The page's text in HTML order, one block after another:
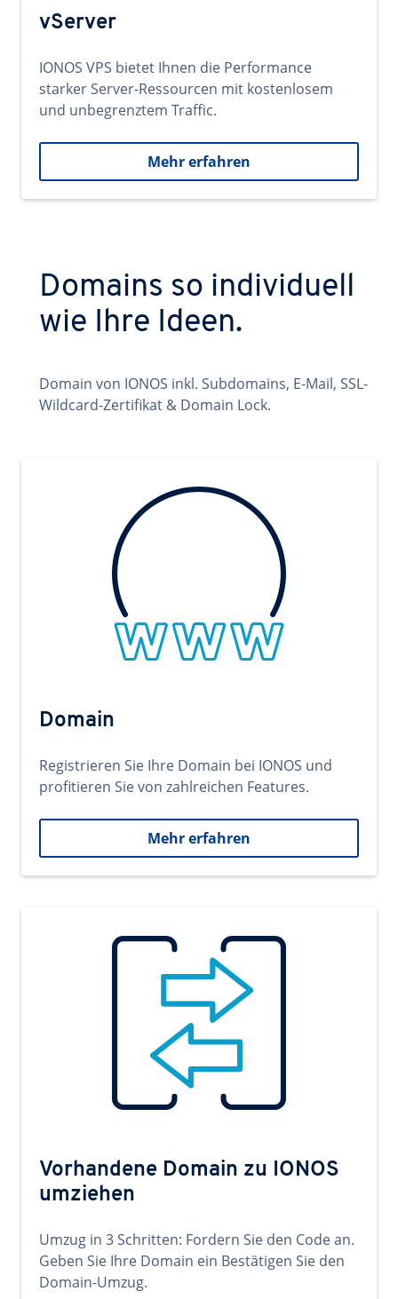
vServer
IONOS VPS bietet Ihnen die Performance
starker Server-Ressourcen mit kostenlosem
und unbegrenztem Traffic.
Mehr erfahren
Domains so individuell
wie Ihre Ideen.
Domain von IONOS inkl. Subdomains, E-Mail, SSL-
Wildcard-Zertifikat & Domain Lock.
Domain
Registrieren Sie Ihre Domain bei IONOS und
profitieren Sie von zahlreichen Features.
Mehr erfahren
Vorhandene Domain zu IONOS
umziehen
Umzug in 3 Schritten: Fordern Sie den Code an.
Geben Sie Ihre Domain ein Bestätigen Sie den
Domain-Umzug.